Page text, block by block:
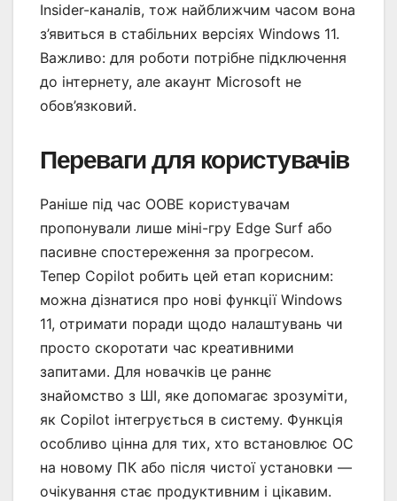
Insider-каналів, тож найближчим часом вона
з’явиться в стабільних версіях Windows 11.
Важливо: для роботи потрібне підключення
до інтернету, але акаунт Microsoft не
обов’язковий.
Переваги для користувачів
Раніше під час OOBE користувачам
пропонували лише міні-гру Edge Surf або
пасивне спостереження за прогресом.
Тепер Copilot робить цей етап корисним:
можна дізнатися про нові функції Windows
11, отримати поради щодо налаштувань чи
просто скоротати час креативними
запитами. Для новачків це раннє
знайомство з ШІ, яке допомагає зрозуміти,
як Copilot інтегрується в систему. Функція
особливо цінна для тих, хто встановлює ОС
на новому ПК або після чистої установки —
очікування стає продуктивним і цікавим.